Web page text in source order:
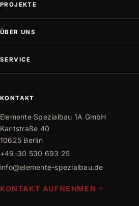
Gewerbebau
PROJEKTE
ÜBER UNS
SERVICE
FAQ
KONTAKT
Elemente Spezialbau 1A GmbH
Kantstraße 40
10625 Berlin
+49-30 530 693 25
info@elemente-spezialbau.de
KONTAKT AUFNEHMEN